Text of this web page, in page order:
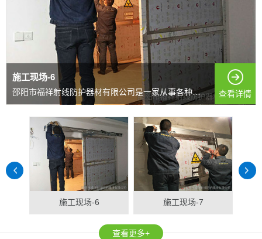
施工现场-6
邵阳市福祥射线防护器材有限公司是一家从事各种射线防护... 查看详情
施工现场-6 施工现场-7
查看更多+